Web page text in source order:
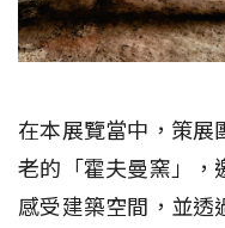
在本展覽當中，策展
老的「霍夫曼窯」，
感受建築空間，並透